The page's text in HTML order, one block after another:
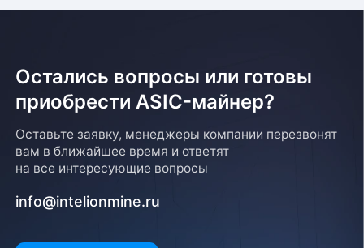
Остались вопросы или готовы
приобрести ASIC-майнер?
Оставьте заявку, менеджеры компании перезвонят
вам в ближайшее время и ответят
на все интересующие вопросы
info@intelionmine.ru